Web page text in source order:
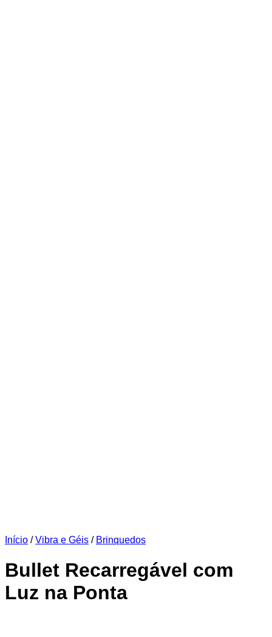
Início / Vibra e Géis / Brinquedos
Bullet Recarregável com
Luz na Ponta